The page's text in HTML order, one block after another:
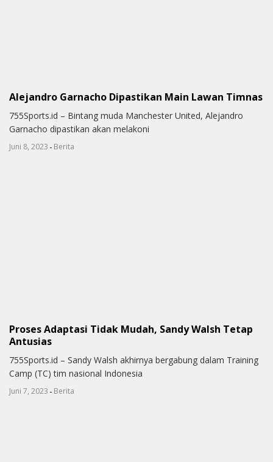
Alejandro Garnacho Dipastikan Main Lawan Timnas
755Sports.id – Bintang muda Manchester United, Alejandro
Garnacho dipastikan akan melakoni
Juni 8, 2023 - Berita
Proses Adaptasi Tidak Mudah, Sandy Walsh Tetap
Antusias
755Sports.id – Sandy Walsh akhirnya bergabung dalam Training
Camp (TC) tim nasional Indonesia
Juni 7, 2023 - Berita